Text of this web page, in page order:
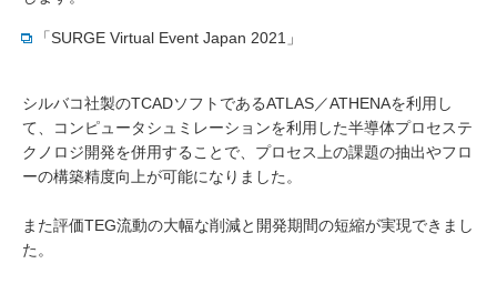
「SURGE Virtual Event Japan 2021」
シルバコ社製のTCADソフトであるATLAS／ATHENAを利用し
て、コンピュータシュミレーションを利用した半導体プロセステ
クノロジ開発を併用することで、プロセス上の課題の抽出やフロ
ーの構築精度向上が可能になりました。
また評価TEG流動の大幅な削減と開発期間の短縮が実現できまし
た。